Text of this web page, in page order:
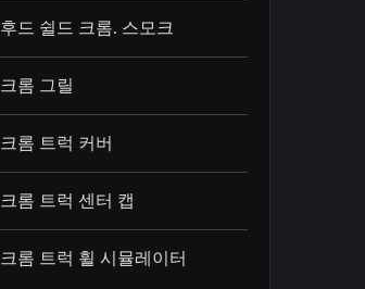
후드 쉴드 크롬. 스모크
크롬 그릴
크롬 트럭 커버
크롬 트럭 센터 캡
크롬 트럭 휠 시뮬레이터